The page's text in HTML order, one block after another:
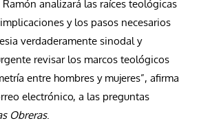
Ramón analizará las raíces teológicas
y los pasos necesarios
verdaderamente sinodal y
revisar los marcos teológicos
entre hombres y mujeres”, afirma
electrónico, a las preguntas
Obreras.